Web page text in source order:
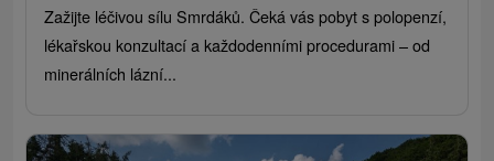
Zažijte léčivou sílu Smrdáků. Čeká vás pobyt s polopenzí,
lékařskou konzultací a každodenními procedurami – od
minerálních lázní...